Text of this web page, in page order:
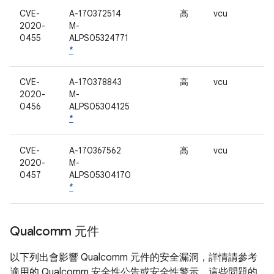
CVE-
2020-
0455
A-170372514
M-
ALPS05324771
*
高 vcu
CVE-
2020-
0456
A-170378843
M-
ALPS05304125
*
高 vcu
CVE-
2020-
0457
A-170367562
M-
ALPS05304170
*
高 vcu
Qualcomm 元件
以下列出會影響 Qualcomm 元件的安全漏洞，詳情請參考